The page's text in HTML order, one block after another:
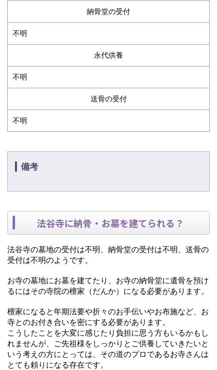
納骨堂の受付
不明
永代供養
不明
送骨の受付
不明
備考
法谷寺に納骨・お墓を建てられる？
法谷寺の墓地の受付は不明、納骨堂の受付は不明、送骨の
受付は不明のようです。
お寺の墓地にお墓を建てたり、お寺の納骨堂に遺骨を預け
るにはその寺院の檀家（だんか）になる必要があります。
檀家になると年期法要や折々のお手伝いやお布施など、お
寺とのお付き合いを密にする必要があります。
こうしたことを大変に感じたり負担に思う方もいるかもし
れませんが、ご先祖様をしっかりとご供養していきたいと
いう考えの方にとっては、その道のプロであるお寺さんは
とても頼りになる存在です。